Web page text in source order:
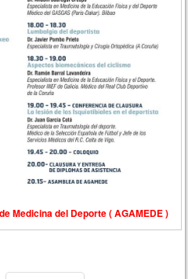
Medicina del Deporte ( AGAMEDE )